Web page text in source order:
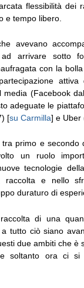
flessibilità dei
e tempo libero.
avevano
ad arrivare sotto
con la
(Facebook
adeguate le
[su Carmilla] e Uber
primo e
un ruolo
tecnologie
raccolta e nello
duraturo di
di una
tutto ciò siano
due ambiti che
soltanto ora ci si